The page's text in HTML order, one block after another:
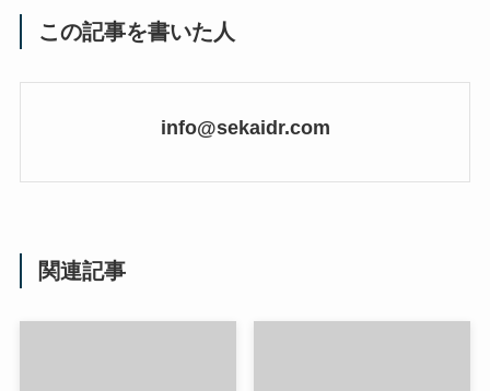
この記事を書いた人
info@sekaidr.com
関連記事